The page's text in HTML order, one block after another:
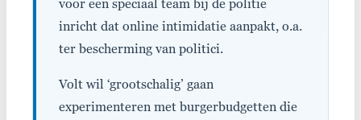
inricht dat online intimidatie aanpakt, o.a.
ter bescherming van politici.
Volt wil ‘grootschalig’ gaan
experimenteren met burgerbudgetten die